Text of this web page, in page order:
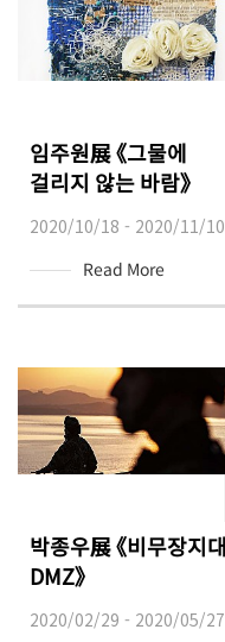
임주원展 《그물에
걸리지 않는 바람》
2020/10/18 - 2020/11/10
Read More
박종우展 《비무장지대
DMZ》
2020/02/29 - 2020/05/27